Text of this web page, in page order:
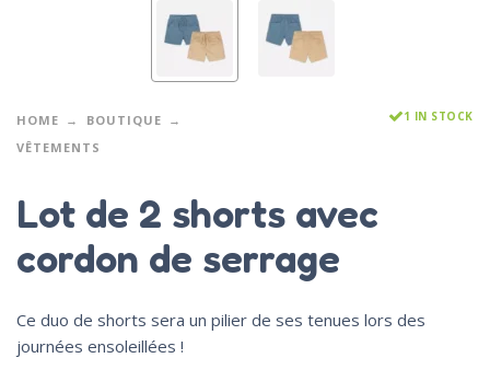
HOME
BOUTIQUE
VÊTEMENTS
1 IN STOCK
Lot de 2 shorts avec
cordon de serrage
Ce duo de shorts sera un pilier de ses tenues lors des
journées ensoleillées !